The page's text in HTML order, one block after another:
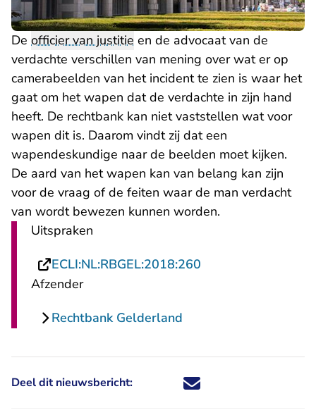
De officier van justitie en de advocaat van de
verdachte verschillen van mening over wat er op
camerabeelden van het incident te zien is waar het
gaat om het wapen dat de verdachte in zijn hand
heeft. De rechtbank kan niet vaststellen wat voor
wapen dit is. Daarom vindt zij dat een
wapendeskundige naar de beelden moet kijken.
De aard van het wapen kan van belang kan zijn
voor de vraag of de feiten waar de man verdacht
van wordt bewezen kunnen worden.
Uitspraken
ECLI:NL:RBGEL:2018:260
Afzender
Rechtbank Gelderland
Deel dit nieuwsbericht: Deel dit nieuwsbericht via X -
Deel dit nieuwsbericht via
Deel dit nieuwsbericht
Deel dit